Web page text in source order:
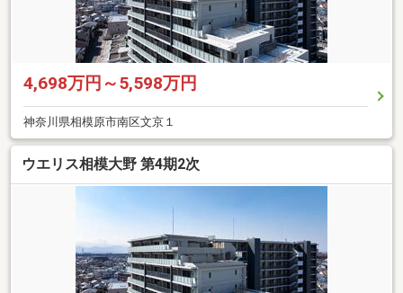
4,698万円～5,598万円
神奈川県相模原市南区文京１
ウエリス相模大野 第4期2次